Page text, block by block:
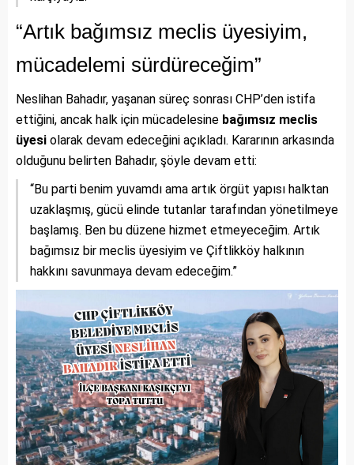
“Artık bağımsız meclis üyesiyim,
mücadelemi sürdüreceğim”
Neslihan Bahadır, yaşanan süreç sonrası CHP’den istifa
ettiğini, ancak halk için mücadelesine bağımsız meclis
üyesi olarak devam edeceğini açıkladı. Kararının arkasında
olduğunu belirten Bahadır, şöyle devam etti:
“Bu parti benim yuvamdı ama artık örgüt yapısı halktan
uzaklaşmış, gücü elinde tutanlar tarafından yönetilmeye
başlamış. Ben bu düzene hizmet etmeyeceğim. Artık
bağımsız bir meclis üyesiyim ve Çiftlikköy halkının
hakkını savunmaya devam edeceğim.”